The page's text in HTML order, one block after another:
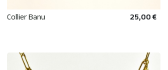
Collier Banu 25,00 €